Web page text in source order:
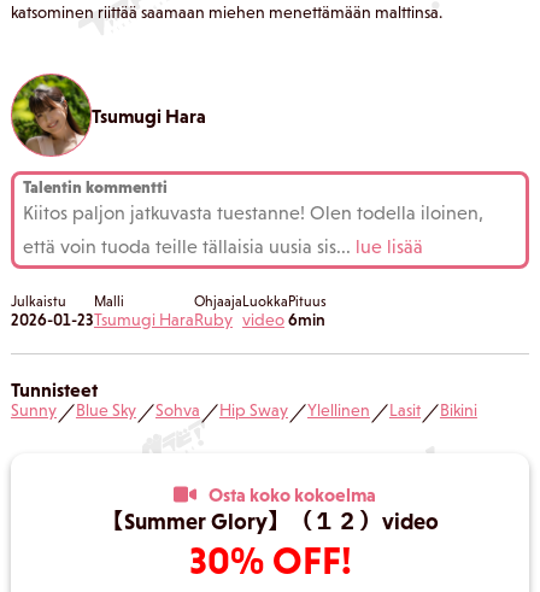
katsominen riittää saamaan miehen menettämään malttinsa.
Tsumugi Hara
Talentin kommentti
Kiitos paljon jatkuvasta tuestanne! Olen todella iloinen,
että voin tuoda teille tällaisia uusia sis... lue lisää
Julkaistu
2026-01-23
Malli
Tsumugi Hara
Ohjaaja
Ruby
Luokka
video
Pituus
6min
Tunnisteet
Sunny／Blue Sky／Sohva／Hip Sway／Ylellinen／Lasit／Bikini
Osta koko kokoelma
【Summer Glory】（１２）video
30% OFF!